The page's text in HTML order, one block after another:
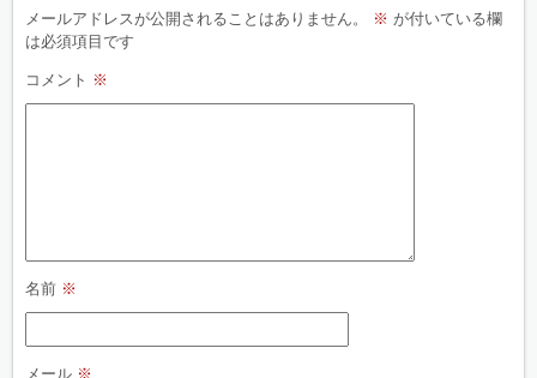
メールアドレスが公開されることはありません。 ※ が付いている欄
は必須項目です
コメント ※
名前 ※
メール ※